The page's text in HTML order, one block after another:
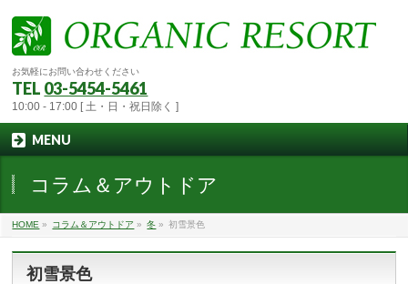
お気軽にお問い合わせください
TEL 03-5454-5461
10:00 - 17:00 [ 土・日・祝日除く ]
MENU
コラム＆アウトドア
HOME » コラム＆アウトドア » 冬 » 初雪景色
初雪景色